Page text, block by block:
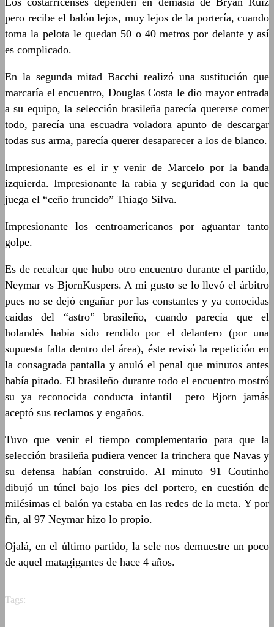
pero recibe el balón lejos, muy lejos de la portería, cuando
toma la pelota le quedan 50 o 40 metros por delante y así
es complicado.
En la segunda mitad Bacchi realizó una sustitución que
marcaría el encuentro, Douglas Costa le dio mayor entrada
a su equipo, la selección brasileña parecía quererse comer
todo, parecía una escuadra voladora apunto de descargar
todas sus arma, parecía querer desaparecer a los de blanco.
Impresionante es el ir y venir de Marcelo por la banda
izquierda. Impresionante la rabia y seguridad con la que
juega el “ceño fruncido” Thiago Silva.
Impresionante los centroamericanos por aguantar tanto
golpe.
Es de recalcar que hubo otro encuentro durante el partido,
Neymar vs BjornKuspers. A mi gusto se lo llevó el árbitro
pues no se dejó engañar por las constantes y ya conocidas
caídas del “astro” brasileño, cuando parecía que el
holandés había sido rendido por el delantero (por una
supuesta falta dentro del área), éste revisó la repetición en
la consagrada pantalla y anuló el penal que minutos antes
había pitado. El brasileño durante todo el encuentro mostró
su ya reconocida conducta infantil pero Bjorn jamás
aceptó sus reclamos y engaños.
Tuvo que venir el tiempo complementario para que la
selección brasileña pudiera vencer la trinchera que Navas y
su defensa habían construido. Al minuto 91 Coutinho
dibujó un túnel bajo los pies del portero, en cuestión de
milésimas el balón ya estaba en las redes de la meta. Y por
fin, al 97 Neymar hizo lo propio.
Ojalá, en el último partido, la sele nos demuestre un poco
de aquel matagigantes de hace 4 años.
Tags: